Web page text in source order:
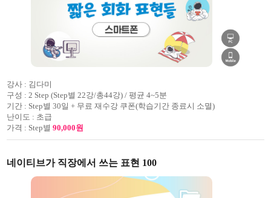
강사 : 김다미
구성 : 2 Step (Step별 22강/총44강) / 평균 4~5분
기간 : Step별 30일 + 무료 재수강 쿠폰(학습기간 종료시 소멸)
난이도 : 초급
가격 : Step별 90,000원
네이티브가 직장에서 쓰는 표현 100